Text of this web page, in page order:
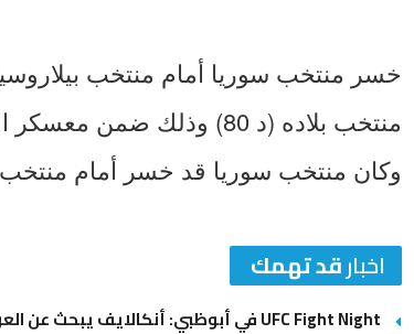
خسر منتخب سوريا أمام منتخب
منتخب بلاده (د 80) وذلك ضمن معسكر المنتخب السوري في دبي.
وكان منتخب سوريا قد خسر أمام منتخب
اخبارقد تهمك
UFC Fight Night في أبوظبي: أنكالايف يبحث عن العودة وغوسكوف يطارد المفاجأة الكبرى